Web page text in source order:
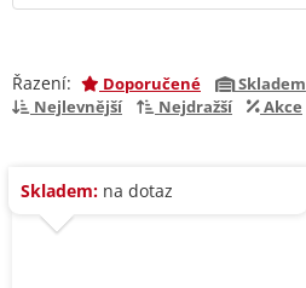
Řazení: Doporučené Skladem
Nejlevnější
Nejdražší Akce
Skladem: na dotaz